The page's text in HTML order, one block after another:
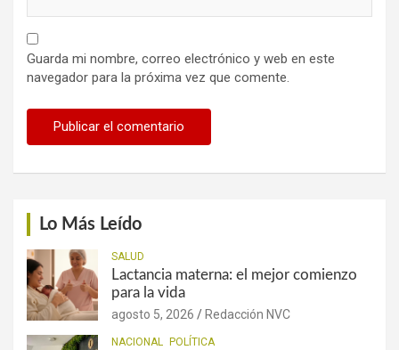
Guarda mi nombre, correo electrónico y web en este
navegador para la próxima vez que comente.
Lo Más Leído
SALUD
Lactancia materna: el mejor comienzo
para la vida
agosto 5, 2026 Redacción NVC
NACIONAL POLÍTICA